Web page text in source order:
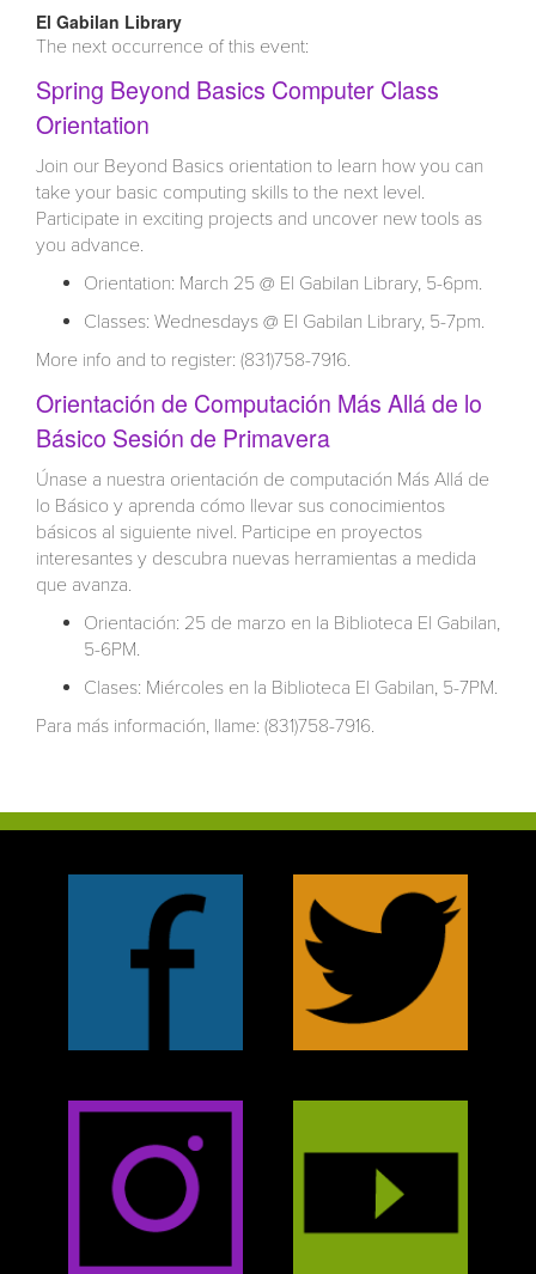
El Gabilan Library
The next occurrence of this event:
Spring Beyond Basics Computer Class
Orientation
Join our Beyond Basics orientation to learn how you can
take your basic computing skills to the next level.
Participate in exciting projects and uncover new tools as
you advance.
Orientation: March 25 @ El Gabilan Library, 5-6pm.
Classes: Wednesdays @ El Gabilan Library, 5-7pm.
More info and to register: (831)758-7916.
Orientación de Computación Más Allá de lo
Básico Sesión de Primavera
Únase a nuestra orientación de computación Más Allá de
lo Básico y aprenda cómo llevar sus conocimientos
básicos al siguiente nivel. Participe en proyectos
interesantes y descubra nuevas herramientas a medida
que avanza.
Orientación: 25 de marzo en la Biblioteca El Gabilan,
5-6PM.
Clases: Miércoles en la Biblioteca El Gabilan, 5-7PM.
Para más información, llame: (831)758-7916.